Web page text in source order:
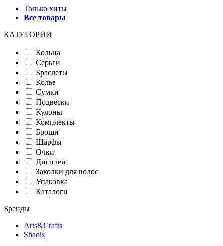
Только хиты
Все товары
КАТЕГОРИИ
Кольца
Серьги
Браслеты
Колье
Сумки
Подвески
Кулоны
Комплекты
Броши
Шарфы
Очки
Дисплеи
Заколки для волос
Упаковка
Каталоги
Бренды
Arts&Crafts
Shadis